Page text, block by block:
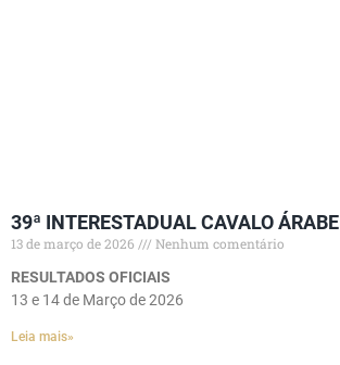
39ª INTERESTADUAL CAVALO ÁRABE
13 de março de 2026
Nenhum comentário
RESULTADOS OFICIAIS
13 e 14 de Março de 2026
Leia mais»